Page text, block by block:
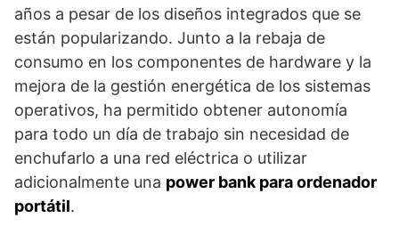
años a pesar de los diseños integrados que se
están popularizando. Junto a la rebaja de
consumo en los componentes de hardware y la
mejora de la gestión energética de los sistemas
operativos, ha permitido obtener autonomía
para todo un día de trabajo sin necesidad de
enchufarlo a una red eléctrica o utilizar
adicionalmente una power bank para ordenador
portátil.